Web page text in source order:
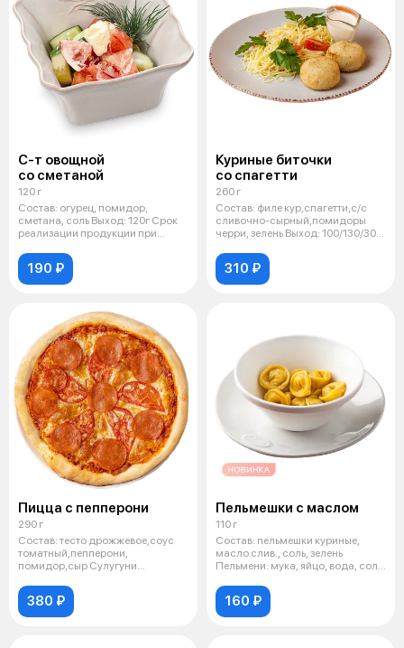
С-т овощной
со сметаной
120 г
Состав: огурец, помидор,
сметана, соль Выход: 120г Срок
реализации продукции при
190 ₽
Куриные биточки
со спагетти
260 г
Состав: филе кур,спагетти,с/с
сливочно-сырный,помидоры
черри, зелень Выход: 100/130/30г
310 ₽
Пицца с пепперони
290 г
Состав: тесто дрожжевое,соус
томатный,пепперони,
помидор,сыр Сулугуни
380 ₽
Пельмешки с маслом
110 г
Состав: пельмешки куриные,
масло слив., соль, зелень
Пельмени: мука, яйцо, вода, соль,
160 ₽